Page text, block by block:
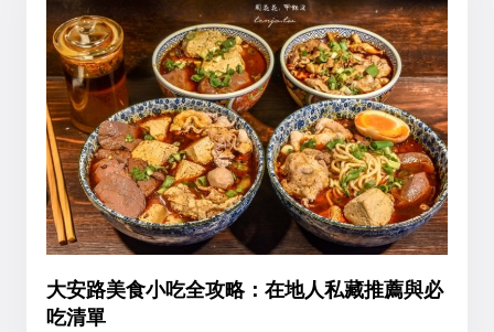
大安路美食小吃全攻略：在地人私藏推薦與必
吃清單